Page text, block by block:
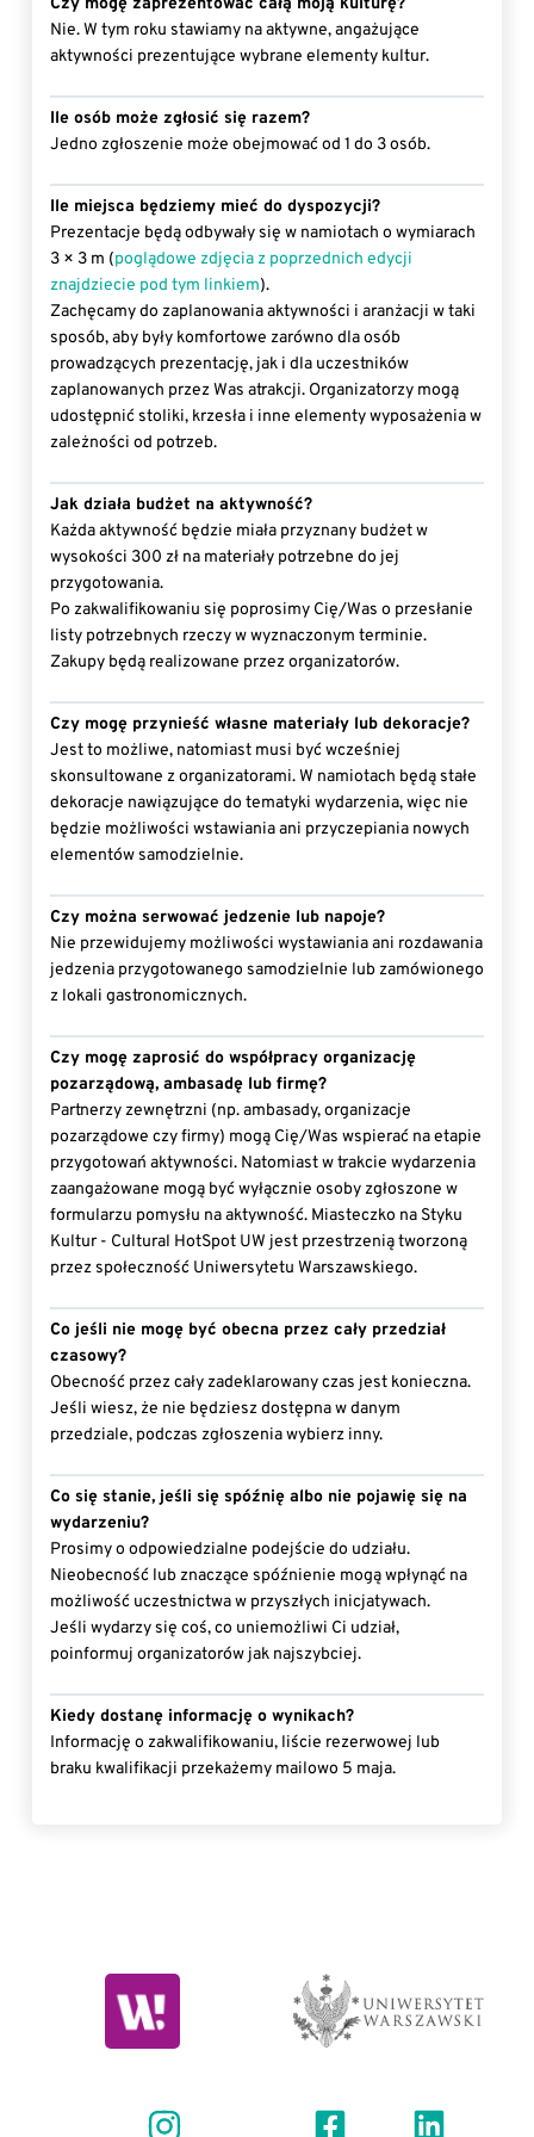
Czy mogę zaprezentować całą moją kulturę?
Nie. W tym roku stawiamy na aktywne, angażujące
aktywności prezentujące wybrane elementy kultur.
Ile osób może zgłosić się razem?
Jedno zgłoszenie może obejmować od 1 do 3 osób.
Ile miejsca będziemy mieć do dyspozycji?
Prezentacje będą odbywały się w namiotach o wymiarach
3 × 3 m (poglądowe zdjęcia z poprzednich edycji
znajdziecie pod tym linkiem).
Zachęcamy do zaplanowania aktywności i aranżacji w taki
sposób, aby były komfortowe zarówno dla osób
prowadzących prezentację, jak i dla uczestników
zaplanowanych przez Was atrakcji. Organizatorzy mogą
udostępnić stoliki, krzesła i inne elementy wyposażenia w
zależności od potrzeb.
Jak działa budżet na aktywność?
Każda aktywność będzie miała przyznany budżet w
wysokości 300 zł na materiały potrzebne do jej
przygotowania.
Po zakwalifikowaniu się poprosimy Cię/Was o przesłanie
listy potrzebnych rzeczy w wyznaczonym terminie.
Zakupy będą realizowane przez organizatorów.
Czy mogę przynieść własne materiały lub dekoracje?
Jest to możliwe, natomiast musi być wcześniej
skonsultowane z organizatorami. W namiotach będą stałe
dekoracje nawiązujące do tematyki wydarzenia, więc nie
będzie możliwości wstawiania ani przyczepiania nowych
elementów samodzielnie.
Czy można serwować jedzenie lub napoje?
Nie przewidujemy możliwości wystawiania ani rozdawania
jedzenia przygotowanego samodzielnie lub zamówionego
z lokali gastronomicznych.
Czy mogę zaprosić do współpracy organizację
pozarządową, ambasadę lub firmę?
Partnerzy zewnętrzni (np. ambasady, organizacje
pozarządowe czy firmy) mogą Cię/Was wspierać na etapie
przygotowań aktywności. Natomiast w trakcie wydarzenia
zaangażowane mogą być wyłącznie osoby zgłoszone w
formularzu pomysłu na aktywność. Miasteczko na Styku
Kultur - Cultural HotSpot UW jest przestrzenią tworzoną
przez społeczność Uniwersytetu Warszawskiego.
Co jeśli nie mogę być obecna przez cały przedział
czasowy?
Obecność przez cały zadeklarowany czas jest konieczna.
Jeśli wiesz, że nie będziesz dostępna w danym
przedziale, podczas zgłoszenia wybierz inny.
Co się stanie, jeśli się spóźnię albo nie pojawię się na
wydarzeniu?
Prosimy o odpowiedzialne podejście do udziału.
Nieobecność lub znaczące spóźnienie mogą wpłynąć na
możliwość uczestnictwa w przyszłych inicjatywach.
Jeśli wydarzy się coś, co uniemożliwi Ci udział,
poinformuj organizatorów jak najszybciej.
Kiedy dostanę informację o wynikach?
Informację o zakwalifikowaniu, liście rezerwowej lub
braku kwalifikacji przekażemy mailowo 5 maja.